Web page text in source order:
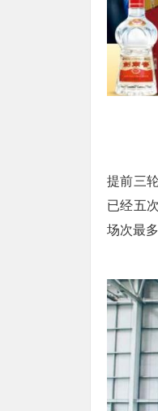
1.
曼
提前三
已经五
场次最